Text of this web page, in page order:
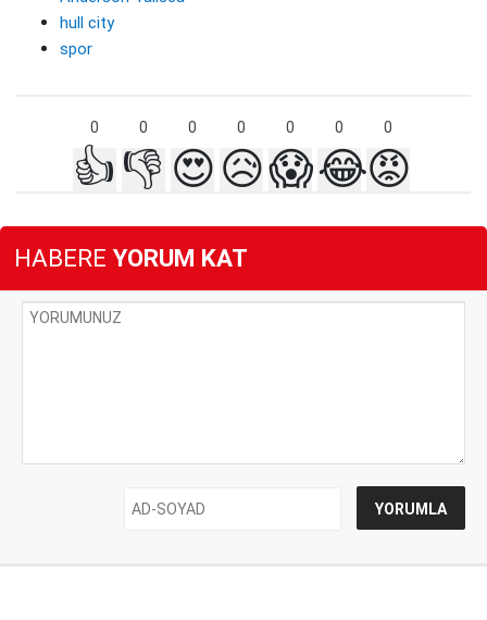
hull city
spor
0 0 0 0 0 0 0
👍 👎 😍😥😱😂😡
HABERE YORUM KAT